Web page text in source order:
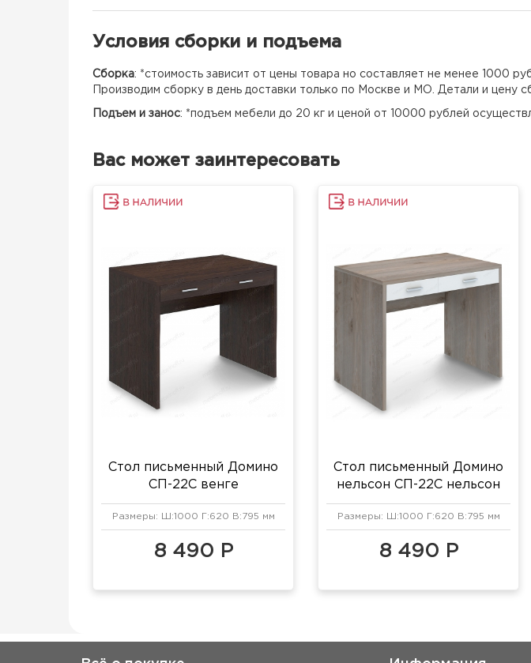
Условия сборки и подъема
Сборка: *стоимость зависит от цены товара но составляет не менее 1000
Производим сборку в день доставки только по Москве и МО. Детали и цену
Подъем и занос: *подъем мебели до 20 кг и ценой от 10000 рублей
Вас может заинтересовать
Стол письменный Домино
СП-22С венге
Размеры: Ш:1000 Г:620 В:795 мм
8 490 Р
Стол письменный Домино
нельсон СП-22С нельсон
Размеры: Ш:1000 Г:620 В:795 мм
8 490 Р